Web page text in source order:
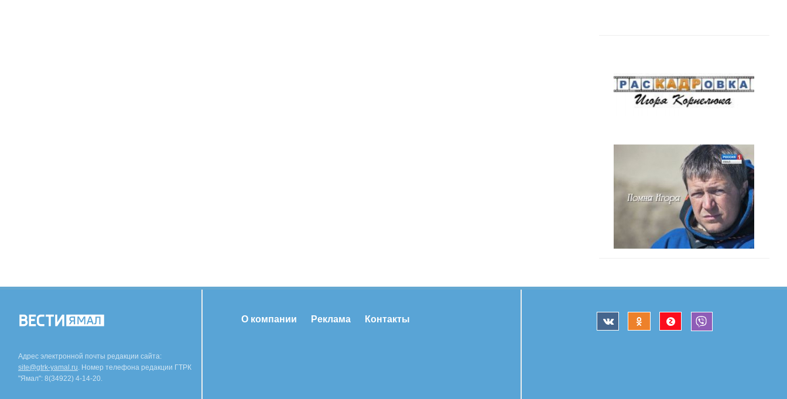
Адрес электронной почты редакции сайта:
site@gtrk-yamal.ru. Номер телефона редакции ГТРК
"Ямал": 8(34922) 4-14-20.
О компании Реклама Контакты